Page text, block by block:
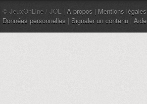
© JeuxOnLine / JOL | À propos | Mentions légales
Données personnelles | Signaler un contenu | Aide